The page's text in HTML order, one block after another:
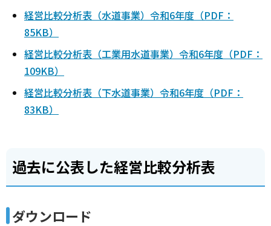
経営比較分析表（水道事業）令和6年度（PDF：
85KB）
経営比較分析表（工業用水道事業）令和6年度（PDF：
109KB）
経営比較分析表（下水道事業）令和6年度（PDF：
83KB）
過去に公表した経営比較分析表
ダウンロード